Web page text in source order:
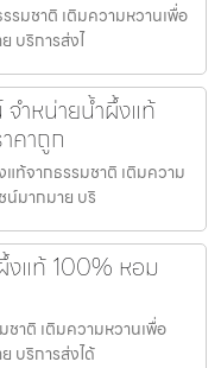
รมชาติ เติมความหวานเพื่อ
บริการส่งไ
ำหน่ายน้ำผึ้งแท้
คาถูก
ท้จากธรรมชาติ เติมความ
น์มากมาย บริ
งแท้ 100% หอม
าติ เติมความหวานเพื่อ
บริการส่งได้